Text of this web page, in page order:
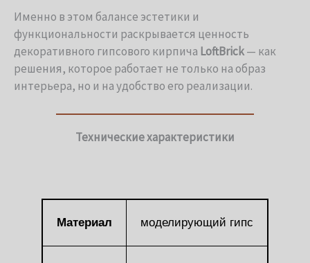
Именно в этом балансе эстетики и
функциональности раскрывается ценность
декоративного гипсового кирпича LoftBrick— как
решения, которое работает не только на образ
интерьера, но и на удобство его реализации.
Технические характеристики
Материал моделирующий гипс